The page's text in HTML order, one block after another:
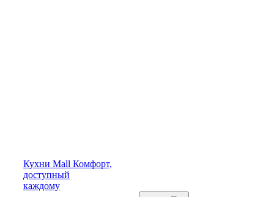
Кухни Mall Комфорт,
доступный
каждому